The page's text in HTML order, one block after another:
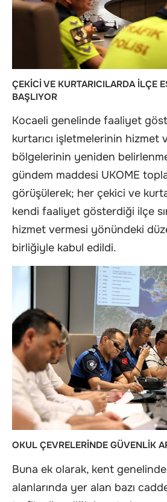
ÇEKİCİ VE KURTARICILARDA İLÇE
BAŞLIYOR
Kocaeli genelinde faaliyet
kurtarıcı işletmelerinin hizmet
bölgelerinin yeniden
gündem maddesi UKOME
görüşülerek; her çekici ve
kendi faaliyet gösterdiği ilçe
hizmet vermesi yönündeki
birliğiyle kabul edildi.
OKUL ÇEVRELERİNDE GÜVENLİK
Buna ek olarak, kent
alanlarında yer alan bazı